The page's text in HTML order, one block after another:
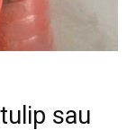
sau